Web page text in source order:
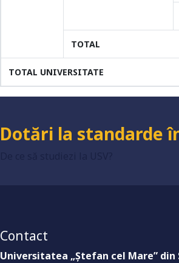
TOTAL
TOTAL UNIVERSITATE
Universitate
Grad de încredere
Dotări la standarde
Contact
Universitatea „Ştefan cel Mare” din